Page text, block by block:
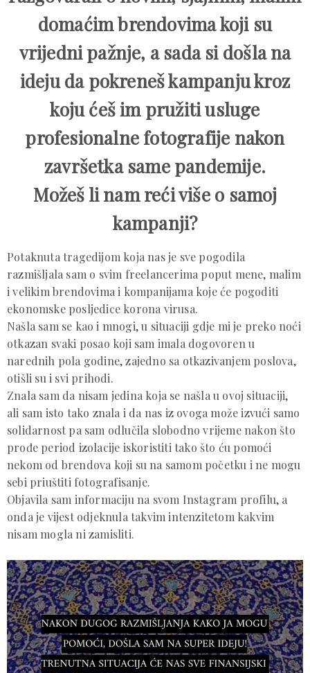
domaćim brendovima koji su
vrijedni pažnje, a sada si došla na
ideju da pokreneš kampanju kroz
koju ćeš im pružiti usluge
profesionalne fotografije nakon
završetka same pandemije.
Možeš li nam reći više o samoj
kampanji?
Potaknuta tragedijom koja nas je sve pogodila
razmišljala sam o svim freelancerima poput mene, malim
i velikim brendovima i kompanijama koje će pogoditi
ekonomske posljedice korona virusa.
Našla sam se kao i mnogi, u situaciji gdje mi je preko noći
otkazan svaki posao koji sam imala dogovoren u
narednih pola godine, zajedno sa otkazivanjem poslova,
otišli su i svi prihodi.
Znala sam da nisam jedina koja se našla u ovoj situaciji,
ali sam isto tako znala i da nas iz ovoga može izvući samo
solidarnost pa sam odlučila slobodno vrijeme nakon što
prođe period izolacije iskoristiti tako što ću pomoći
nekom od brendova koji su na samom početku i ne mogu
sebi priuštiti fotografisanje.
Objavila sam informaciju na svom Instagram profilu, a
onda je vijest odjeknula takvim intenzitetom kakvim
nisam mogla ni zamisliti.